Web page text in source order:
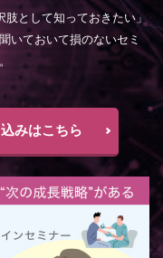
肢として知っておきたい」
いておいて損のないセミ
みはこちら